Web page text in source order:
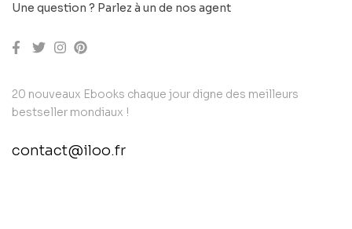
Une question ? Parlez à un de nos agent
20 nouveaux Ebooks chaque jour digne des meilleurs
bestseller mondiaux !
contact@iloo.fr